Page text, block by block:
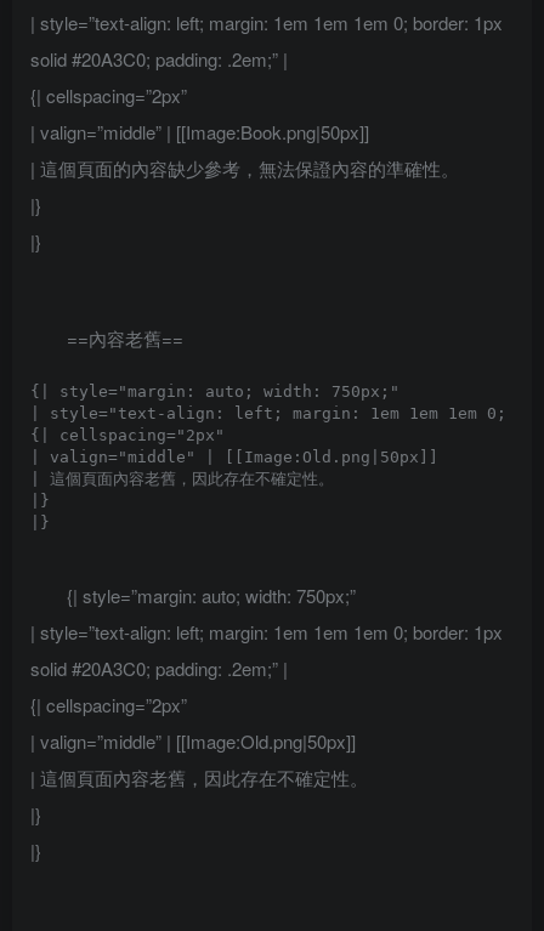
| style=”text-align: left; margin: 1em 1em 1em 0; border: 1px
solid #20A3C0; padding: .2em;” |
{| cellspacing=”2px”
| valign=”middle” | [[Image:Book.png|50px]]
| 這個頁面的內容缺少參考，無法保證內容的準確性。
|}
|}
==內容老舊==
{| style="margin: auto; width: 750px;"
| style="text-align: left; margin: 1em 1em 1em 0;
{| cellspacing="2px"
| valign="middle" | [[Image:Old.png|50px]]
| 這個頁面內容老舊，因此存在不確定性。
|}
{| style=”margin: auto; width: 750px;”
| style=”text-align: left; margin: 1em 1em 1em 0; border: 1px
solid #20A3C0; padding: .2em;” |
{| cellspacing=”2px”
| valign=”middle” | [[Image:Old.png|50px]]
| 這個頁面內容老舊，因此存在不確定性。
|}
|}